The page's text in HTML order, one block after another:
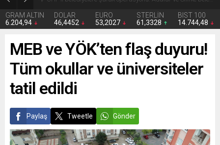
GRAM ALTIN
6.204,94
DOLAR
46,4452
EURO
53,2027
STERLİN
61,3328
BIST 100
14.744,48
MEB ve YÖK’ten flaş duyuru!
Tüm okullar ve üniversiteler
tatil edildi
Paylaş Tweetle Gönder